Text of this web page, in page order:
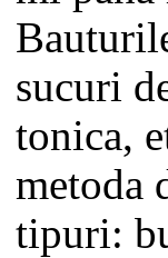
sucuri
tonica,
metoda
tipuri: